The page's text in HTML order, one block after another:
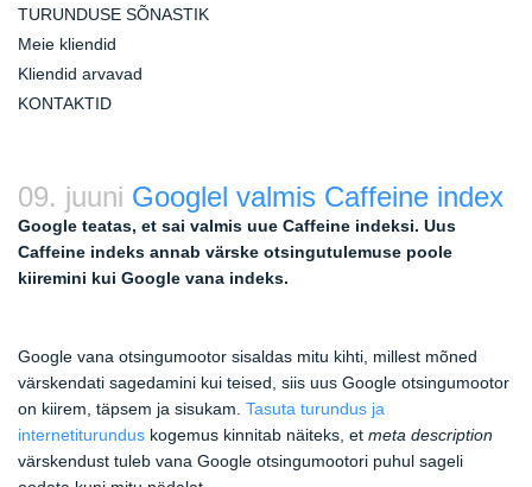
TURUNDUSE SÕNASTIK
Meie kliendid
Kliendid arvavad
KONTAKTID
09. juuni Googlel valmis Caffeine index
Google teatas, et sai valmis uue Caffeine indeksi. Uus
Caffeine indeks annab värske otsingutulemuse poole
kiiremini kui Google vana indeks.
Google vana otsingumootor sisaldas mitu kihti, millest mõned
värskendati sagedamini kui teised, siis uus Google otsingumootor
on kiirem, täpsem ja sisukam. Tasuta turundus ja
internetiturundus kogemus kinnitab näiteks, et meta description
värskendust tuleb vana Google otsingumootori puhul sageli